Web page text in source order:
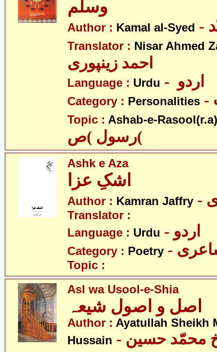
وسلم
Author : Kamal al-Syed
Translator : Nisar Ahmed
احمد زینپوری
Language : Urdu
Category : Personalities
Topic : Ashab-e-
رسول )ص(
Ashk e Aza
اشکِ عزا
Author : Kamran Jaffry
Translator :
Language : Urdu - اردو
Category : Poetry
Topic :
Asl wa Usool-e-Shia
Author : Ayatullah Sheikh
Hussain
محمّد حسین